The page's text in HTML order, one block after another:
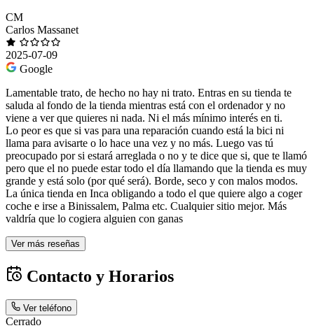
CM
Carlos Massanet
2025-07-09
Google
Lamentable trato, de hecho no hay ni trato. Entras en su tienda te
saluda al fondo de la tienda mientras está con el ordenador y no
viene a ver que quieres ni nada. Ni el más mínimo interés en ti.
Lo peor es que si vas para una reparación cuando está la bici ni
llama para avisarte o lo hace una vez y no más. Luego vas tú
preocupado por si estará arreglada o no y te dice que si, que te llamó
pero que el no puede estar todo el día llamando que la tienda es muy
grande y está solo (por qué será). Borde, seco y con malos modos.
La única tienda en Inca obligando a todo el que quiere algo a coger
coche e irse a Binissalem, Palma etc. Cualquier sitio mejor. Más
valdría que lo cogiera alguien con ganas
Ver más reseñas
Contacto y Horarios
Ver teléfono
Cerrado